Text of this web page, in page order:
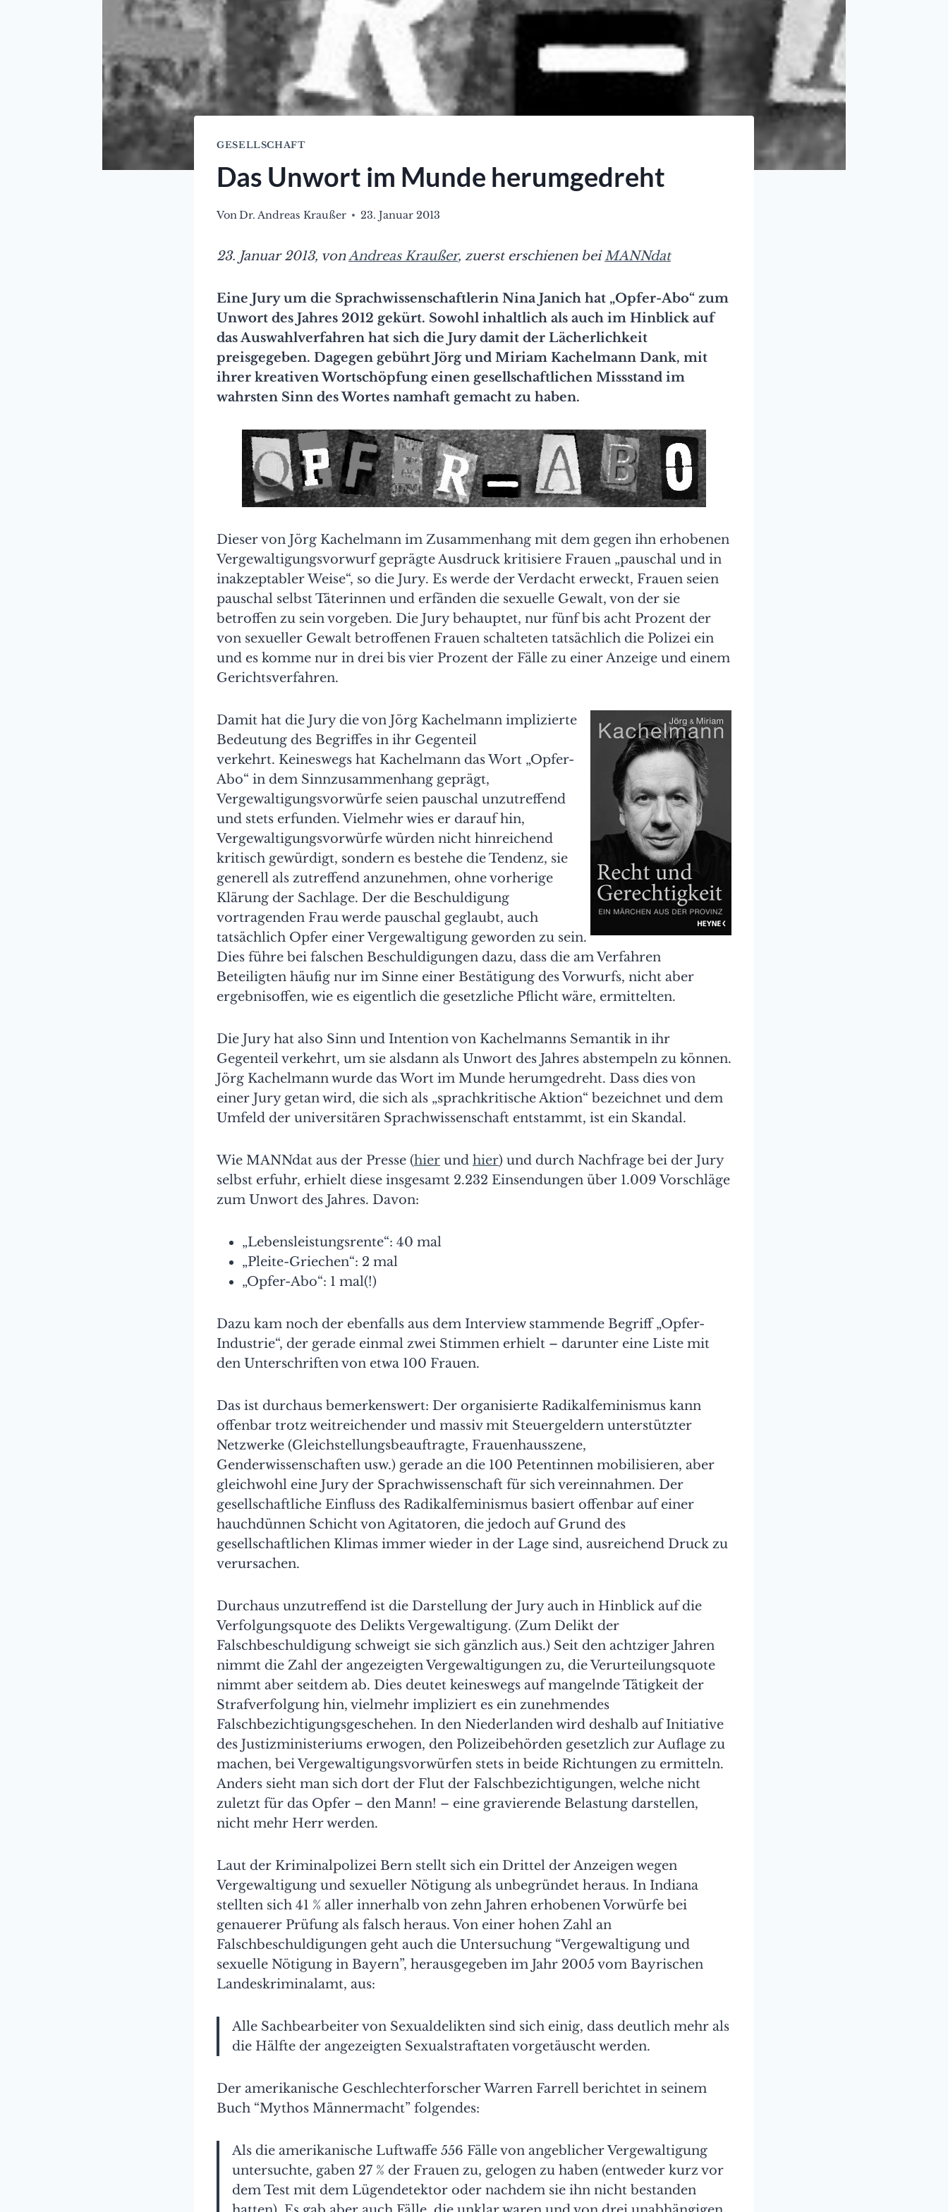
GESELLSCHAFT
Das Unwort im Munde herumgedreht
VonDr. Andreas Kraußer 23. Januar 2013
23. Januar 2013, vonAndreas Kraußer, zuerst erschienen beiMANNdat
Eine Jury um die Sprachwissenschaftlerin Nina Janich hat „Opfer-Abo“ zum
Unwort des Jahres 2012 gekürt. Sowohl inhaltlich als auch im Hinblick auf
das Auswahlverfahren hat sich die Jury damit der Lächerlichkeit
preisgegeben. Dagegen gebührt Jörg und Miriam Kachelmann Dank, mit
ihrer kreativen Wortschöpfung einen gesellschaftlichen Missstand im
wahrsten Sinn des Wortes namhaft gemacht zu haben.
Dieser von Jörg Kachelmann im Zusammenhang mit dem gegen ihn erhobenen
Vergewaltigungsvorwurf geprägte Ausdruck kritisiere Frauen „pauschal und in
inakzeptabler Weise“, so die Jury. Es werde der Verdacht erweckt, Frauen seien
pauschal selbst Täterinnen und erfänden die sexuelle Gewalt, von der sie
betroffen zu sein vorgeben. Die Jury behauptet, nur fünf bis acht Prozent der
von sexueller Gewalt betroffenen Frauen schalteten tatsächlich die Polizei ein
und es komme nur in drei bis vier Prozent der Fälle zu einer Anzeige und einem
Gerichtsverfahren.
Damit hat die Jury die von Jörg Kachelmann implizierte
Bedeutung des Begriffes in ihr Gegenteil
verkehrt. Keineswegs hat Kachelmann das Wort „Opfer-
Abo“ in dem Sinnzusammenhang geprägt,
Vergewaltigungsvorwürfe seien pauschal unzutreffend
und stets erfunden. Vielmehr wies er darauf hin,
Vergewaltigungsvorwürfe würden nicht hinreichend
kritisch gewürdigt, sondern es bestehe die Tendenz, sie
generell als zutreffend anzunehmen, ohne vorherige
Klärung der Sachlage. Der die Beschuldigung
vortragenden Frau werde pauschal geglaubt, auch
tatsächlich Opfer einer Vergewaltigung geworden zu sein.
Dies führe bei falschen Beschuldigungen dazu, dass die am Verfahren
Beteiligten häufig nur im Sinne einer Bestätigung des Vorwurfs, nicht aber
ergebnisoffen, wie es eigentlich die gesetzliche Pflicht wäre, ermittelten.
Die Jury hat also Sinn und Intention von Kachelmanns Semantik in ihr
Gegenteil verkehrt, um sie alsdann als Unwort des Jahres abstempeln zu können.
Jörg Kachelmann wurde das Wort im Munde herumgedreht. Dass dies von
einer Jury getan wird, die sich als „sprachkritische Aktion“ bezeichnet und dem
Umfeld der universitären Sprachwissenschaft entstammt, ist ein Skandal.
Wie MANNdat aus der Presse (hier und hier) und durch Nachfrage bei der Jury
selbst erfuhr, erhielt diese insgesamt 2.232 Einsendungen über 1.009 Vorschläge
zum Unwort des Jahres. Davon:
„Lebensleistungsrente“: 40 mal
„Pleite-Griechen“: 2 mal
„Opfer-Abo“: 1 mal(!)
Dazu kam noch der ebenfalls aus dem Interview stammende Begriff „Opfer-
Industrie“, der gerade einmal zwei Stimmen erhielt – darunter eine Liste mit
den Unterschriften von etwa 100 Frauen.
Das ist durchaus bemerkenswert: Der organisierte Radikalfeminismus kann
offenbar trotz weitreichender und massiv mit Steuergeldern unterstützter
Netzwerke (Gleichstellungsbeauftragte, Frauenhausszene,
Genderwissenschaften usw.) gerade an die 100 Petentinnen mobilisieren, aber
gleichwohl eine Jury der Sprachwissenschaft für sich vereinnahmen. Der
gesellschaftliche Einfluss des Radikalfeminismus basiert offenbar auf einer
hauchdünnen Schicht von Agitatoren, die jedoch auf Grund des
gesellschaftlichen Klimas immer wieder in der Lage sind, ausreichend Druck zu
verursachen.
Durchaus unzutreffend ist die Darstellung der Jury auch in Hinblick auf die
Verfolgungsquote des Delikts Vergewaltigung. (Zum Delikt der
Falschbeschuldigung schweigt sie sich gänzlich aus.) Seit den achtziger Jahren
nimmt die Zahl der angezeigten Vergewaltigungen zu, die Verurteilungsquote
nimmt aber seitdem ab. Dies deutet keineswegs auf mangelnde Tätigkeit der
Strafverfolgung hin, vielmehr impliziert es ein zunehmendes
Falschbezichtigungsgeschehen. In den Niederlanden wird deshalb auf Initiative
des Justizministeriums erwogen, den Polizeibehörden gesetzlich zur Auflage zu
machen, bei Vergewaltigungsvorwürfen stets in beide Richtungen zu ermitteln.
Anders sieht man sich dort der Flut der Falschbezichtigungen, welche nicht
zuletzt für das Opfer – den Mann! – eine gravierende Belastung darstellen,
nicht mehr Herr werden.
Laut der Kriminalpolizei Bern stellt sich ein Drittel der Anzeigen wegen
Vergewaltigung und sexueller Nötigung als unbegründet heraus. In Indiana
stellten sich 41 % aller innerhalb von zehn Jahren erhobenen Vorwürfe bei
genauerer Prüfung als falsch heraus. Von einer hohen Zahl an
Falschbeschuldigungen geht auch die Untersuchung “Vergewaltigung und
sexuelle Nötigung in Bayern”, herausgegeben im Jahr 2005 vom Bayrischen
Landeskriminalamt, aus:
Alle Sachbearbeiter von Sexualdelikten sind sich einig, dass deutlich mehr als
die Hälfte der angezeigten Sexualstraftaten vorgetäuscht werden.
Der amerikanische Geschlechterforscher Warren Farrell berichtet in seinem
Buch “Mythos Männermacht” folgendes:
Als die amerikanische Luftwaffe 556 Fälle von angeblicher Vergewaltigung
untersuchte, gaben 27 % der Frauen zu, gelogen zu haben (entweder kurz vor
dem Test mit dem Lügendetektor oder nachdem sie ihn nicht bestanden